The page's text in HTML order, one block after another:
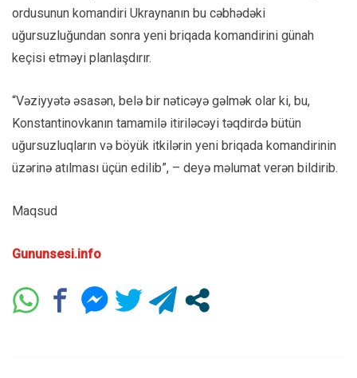
ordusunun komandiri Ukraynanın bu cəbhədəki
uğursuzluğundan sonra yeni briqada komandirini günah
keçisi etməyi planlaşdırır.
“Vəziyyətə əsasən, belə bir nəticəyə gəlmək olar ki, bu,
Konstantinovkanın tamamilə itiriləcəyi təqdirdə bütün
uğursuzluqların və böyük itkilərin yeni briqada komandirinin
üzərinə atılması üçün edilib”, – deyə məlumat verən bildirib.
Maqsud
Gununsesi.info